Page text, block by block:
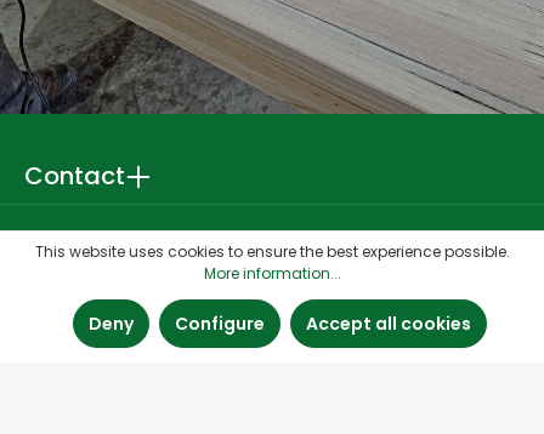
Find us
Contact
Quick links
This website uses cookies to ensure the best experience possible.
More information...
Deny Configure Accept all cookies